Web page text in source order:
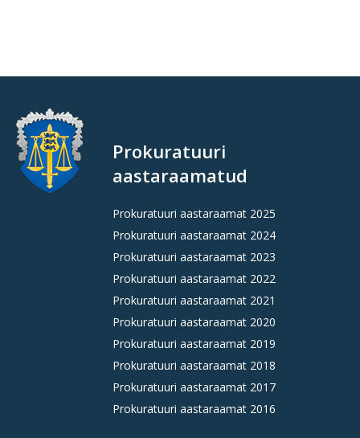
Prokuratuuri
aastaraamatud
Prokuratuuri aastaraamat 2025
Prokuratuuri aastaraamat 2024
Prokuratuuri aastaraamat 2023
Prokuratuuri aastaraamat 2022
Prokuratuuri aastaraamat 2021
Prokuratuuri aastaraamat 2020
Prokuratuuri aastaraamat 2019
Prokuratuuri aastaraamat 2018
Prokuratuuri aastaraamat 2017
Prokuratuuri aastaraamat 2016